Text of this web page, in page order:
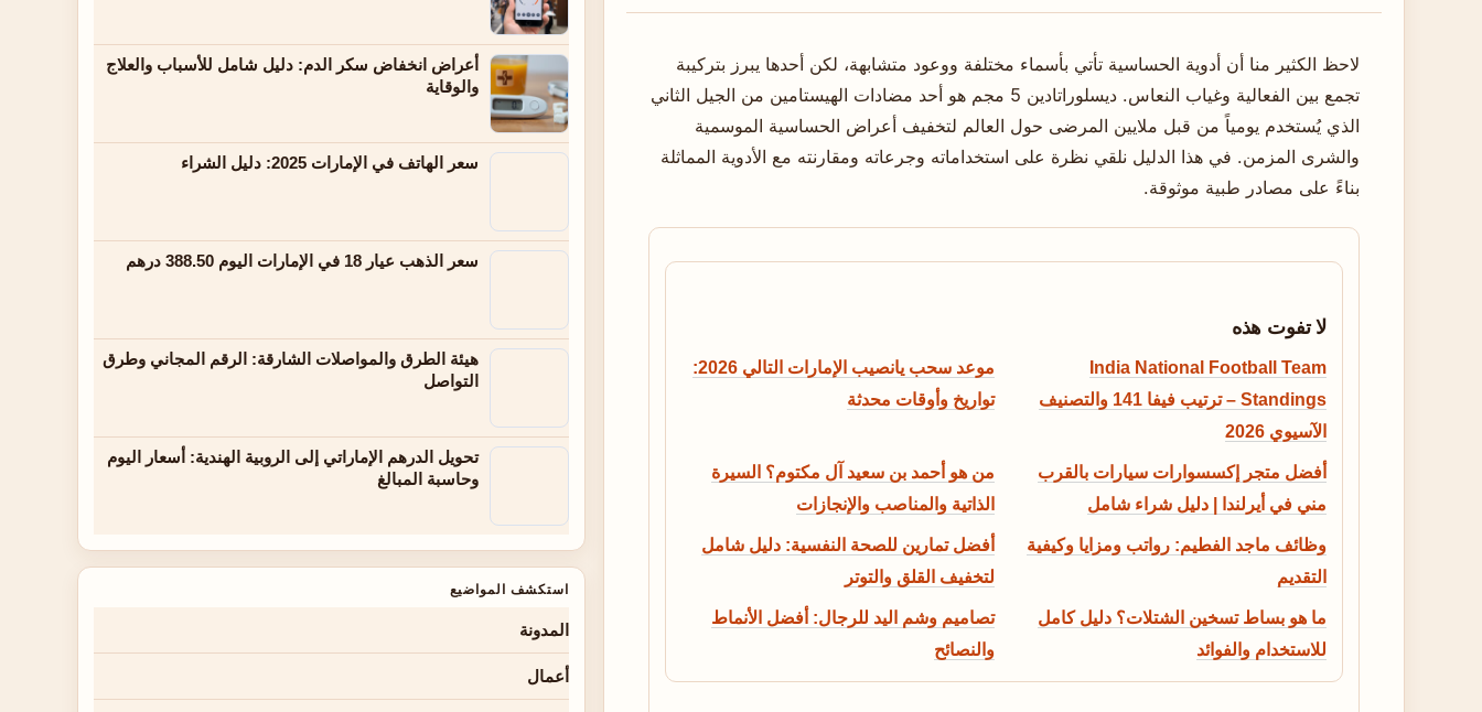
لاحظ الكثير منا أن أدوية الحساسية تأتي بأسماء مختلفة ووعود متشابهة، لكن أحدها يبرز بتركيبة
تجمع بين الفعالية وغياب النعاس. ديسلوراتادين 5 مجم هو أحد مضادات الهيستامين من الجيل الثاني
الذي يُستخدم يومياً من قبل ملايين المرضى حول العالم لتخفيف أعراض الحساسية الموسمية
والشرى المزمن. في هذا الدليل نلقي نظرة على استخداماته وجرعاته ومقارنته مع الأدوية المماثلة
بناءً على مصادر طبية موثوقة.
لا تفوت هذه
India National Football Team
Standings – ترتيب فيفا 141 والتصنيف
الآسيوي 2026
موعد سحب يانصيب الإمارات التالي 2026:
تواريخ وأوقات محدثة
أفضل متجر إكسسوارات سيارات بالقرب
مني في أيرلندا | دليل شراء شامل
من هو أحمد بن سعيد آل مكتوم؟ السيرة
الذاتية والمناصب والإنجازات
وظائف ماجد الفطيم: رواتب ومزايا وكيفية
التقديم
أفضل تمارين للصحة النفسية: دليل شامل
لتخفيف القلق والتوتر
ما هو بساط تسخين الشتلات؟ دليل كامل
للاستخدام والفوائد
تصاميم وشم اليد للرجال: أفضل الأنماط
والنصائح
أعراض انخفاض سكر الدم: دليل شامل للأسباب والعلاج
والوقاية
سعر الهاتف في الإمارات 2025: دليل الشراء
سعر الذهب عيار 18 في الإمارات اليوم 388.50 درهم
هيئة الطرق والمواصلات الشارقة: الرقم المجاني وطرق
التواصل
تحويل الدرهم الإماراتي إلى الروبية الهندية: أسعار اليوم
وحاسبة المبالغ
استكشف المواضيع
المدونة
أعمال